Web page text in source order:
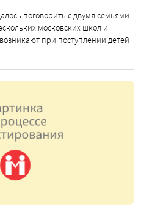
поговорить с двумя семьями
московских школ и
при поступлении детей